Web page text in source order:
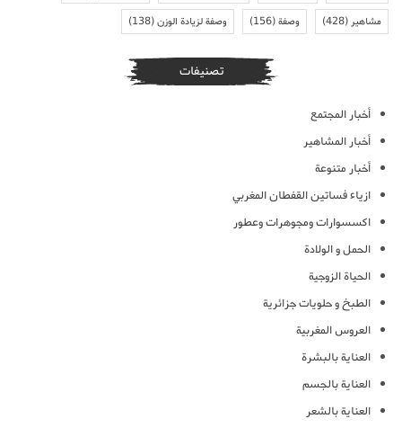
مشاهير(428) وصفة(156) وصفة لزيادة الوزن(138)
تصنيفات
أخبار المجتمع
أخبار المشاهير
أخبار متنوعة
ازياء فساتين القفطان المغربي
اكسسوارات ومجوهرات وعطور
الحمل و الولادة
الحياة الزوجية
الطبخ و حلويات جزائرية
العروس المغربية
العناية بالبشرة
العناية بالجسم
العناية بالشعر